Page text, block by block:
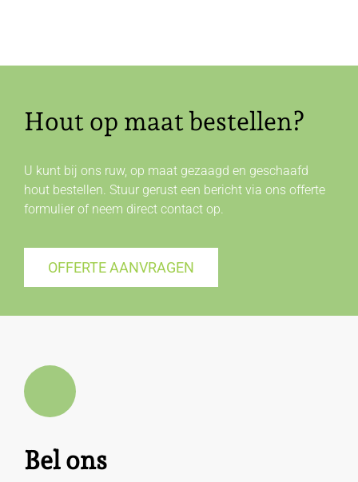
Hout op maat bestellen?
U kunt bij ons ruw, op maat gezaagd en geschaafd
hout bestellen. Stuur gerust een bericht via ons offerte
formulier of neem direct contactop.
OFFERTE AANVRAGEN
Bel ons